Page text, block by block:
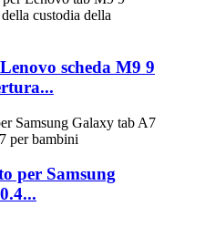
scheda M9 9
per Samsung